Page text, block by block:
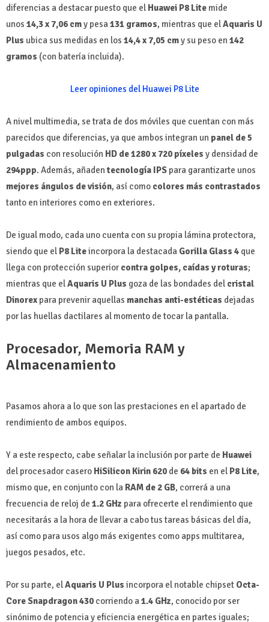
diferencias a destacar puesto que el Huawei P8 Lite mide
unos 14,3 x 7,06 cmy pesa131 gramos, mientras que elAquaris U
Plus ubica sus medidas en los 14,4 x 7,05 cmy su peso en 142
gramos (con batería incluida).
Leer opiniones del Huawei P8 Lite
A nivel multimedia, se trata de dos móviles que cuentan con más
parecidos que diferencias, ya que ambos integran un panel de 5
pulgadas con resolución HD de 1280 x 720 píxeles y densidad de
294ppp. Además, añadentecnología IPS para garantizarte unos
mejores ángulos de visión, así como colores más contrastados
tanto en interiores como en exteriores.
De igual modo, cada uno cuenta con su propia lámina protectora,
siendo que el P8 Liteincorpora la destacada Gorilla Glass 4 que
llega con protección superior contra golpes, caídas y roturas;
mientras que elAquaris U Plus goza de las bondades del cristal
Dinorex para prevenir aquellas manchas anti-estéticas dejadas
por las huellas dactilares al momento de tocar la pantalla.
Procesador, Memoria RAM y
Almacenamiento
Pasamos ahora a lo que son las prestaciones en el apartado de
rendimiento de ambos equipos.
Y a este respecto, cabe señalar la inclusión por parte de Huawei
del procesador casero HiSilicon Kirin 620 de 64 bits en el P8 Lite,
mismo que, en conjunto con la RAM de 2 GB, correrá a una
frecuencia de reloj de 1.2 GHz para ofrecerte el rendimiento que
necesitarás a la hora de llevar a cabo tus tareas básicas del día,
así como para usos algo más exigentes como apps multitarea,
juegos pesados, etc.
Por su parte, elAquaris U Plus incorpora el notable chipset Octa-
Core Snapdragon 430 corriendo a1.4 GHz, conocido por ser
sinónimo de potencia y eficiencia energética en partes iguales;